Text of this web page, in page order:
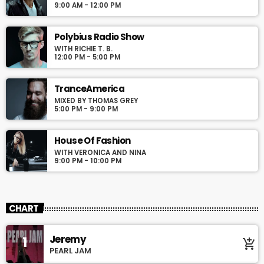
9:00 AM - 12:00 PM
Polybius Radio Show
WITH RICHIE T. B.
12:00 PM - 5:00 PM
TranceAmerica
MIXED BY THOMAS GREY
5:00 PM - 9:00 PM
House Of Fashion
WITH VERONICA AND NINA
9:00 PM - 10:00 PM
CHART
1 Jeremy
PEARL JAM add_shopping_cart